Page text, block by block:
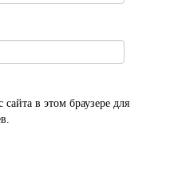
в этом браузере для